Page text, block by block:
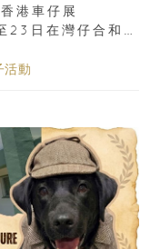
港車仔展
日在灣仔合和酒
活動